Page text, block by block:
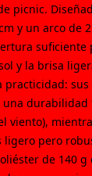
picnic.
y un arco de
suficiente
y la brisa
practicidad:
durabilidad
viento),
pero
de 140 g